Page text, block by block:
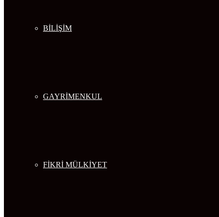
BİLİŞİM
GAYRİMENKUL
FİKRİ MÜLKİYET